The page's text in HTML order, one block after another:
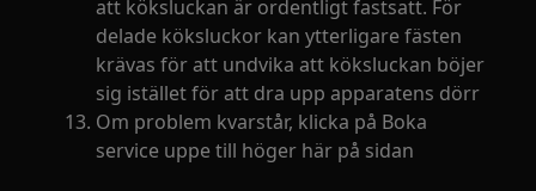
att köksluckan är ordentligt fastsatt. För
delade köksluckor kan ytterligare fästen
krävas för att undvika att köksluckan böjer
sig istället för att dra upp apparatens dörr
Om problem kvarstår, klicka på Boka
service uppe till höger här på sidan